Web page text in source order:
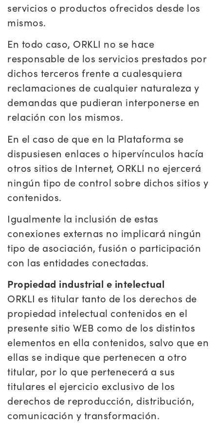
servicios o productos ofrecidos desde los
mismos.
En todo caso, ORKLI no se hace
responsable de los servicios prestados por
dichos terceros frente a cualesquiera
reclamaciones de cualquier naturaleza y
demandas que pudieran interponerse en
relación con los mismos.
En el caso de que en la Plataforma se
dispusiesen enlaces o hipervínculos hacía
otros sitios de Internet, ORKLI no ejercerá
ningún tipo de control sobre dichos sitios y
contenidos.
Igualmente la inclusión de estas
conexiones externas no implicará ningún
tipo de asociación, fusión o participación
con las entidades conectadas.
Propiedad industrial e intelectual
ORKLI es titular tanto de los derechos de
propiedad intelectual contenidos en el
presente sitio WEB como de los distintos
elementos en ella contenidos, salvo que en
ellas se indique que pertenecen a otro
titular, por lo que pertenecerá a sus
titulares el ejercicio exclusivo de los
derechos de reproducción, distribución,
comunicación y transformación.